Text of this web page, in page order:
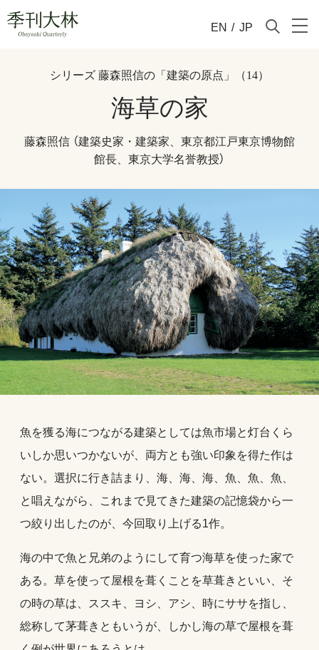
EN / JP
シリーズ 藤森照信の「建築の原点」（14）
海草の家
藤森照信 （建築史家・建築家、東京都江戸東京博物館
館長、東京大学名誉教授）
魚を獲る海につながる建築としては魚市場と灯台くら
いしか思いつかないが、両方とも強い印象を得た作は
ない。選択に行き詰まり、海、海、海、魚、魚、魚、
と唱えながら、これまで見てきた建築の記憶袋から一
つ絞り出したのが、今回取り上げる1作。
海の中で魚と兄弟のようにして育つ海草を使った家で
ある。草を使って屋根を葺くことを草葺きといい、そ
の時の草は、ススキ、ヨシ、アシ、時にササを指し、
総称して茅葺きともいうが、しかし海の草で屋根を葺